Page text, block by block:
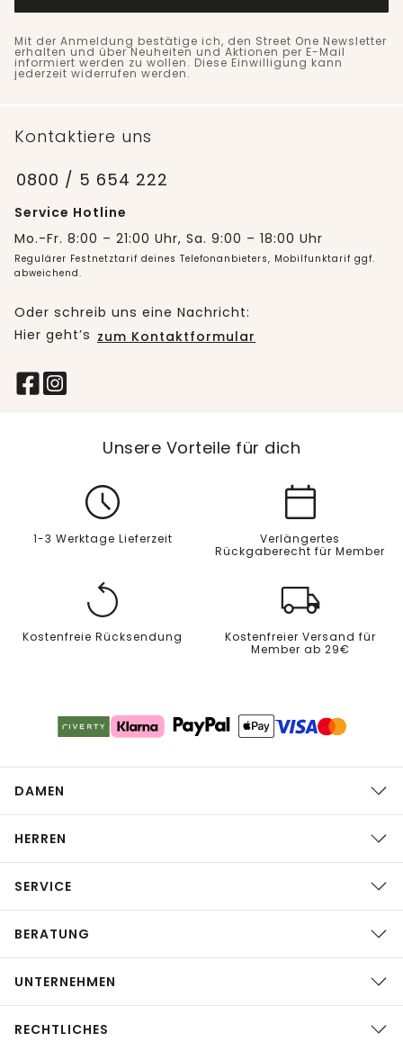
Mit der Anmeldung bestätige ich, den Street One Newsletter
erhalten und über Neuheiten und Aktionen per E-Mail
informiert werden zu wollen. Diese Einwilligung kann
jederzeit widerrufen werden.
Kontaktiere uns
0800 / 5 654 222
Service Hotline
Mo.-Fr. 8:00 – 21:00 Uhr, Sa. 9:00 – 18:00 Uhr
Regulärer Festnetztarif deines Telefonanbieters, Mobilfunktarif ggf.
abweichend.
Oder schreib uns eine Nachricht:
Hier geht’s zum Kontaktformular
Unsere Vorteile für dich
1-3 Werktage Lieferzeit
Verlängertes
Rückgaberecht für Member
Kostenfreie Rücksendung
Kostenfreier Versand für
Member ab 29€
DAMEN
HERREN
SERVICE
BERATUNG
UNTERNEHMEN
RECHTLICHES